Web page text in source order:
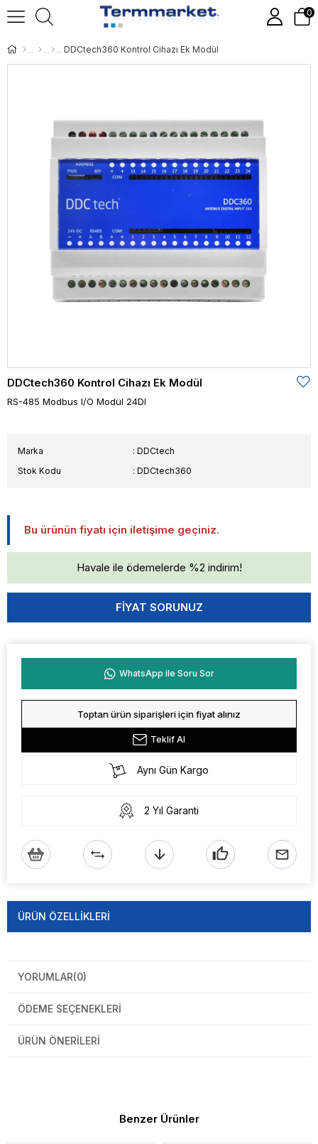
0
DDCtech360 Kontrol Cihazı Ek Modül
DDCtech360 Kontrol Cihazı Ek Modül
RS-485 Modbus I/O Modül 24DI
Marka : DDCtech
Stok Kodu
DDCtech360
Bu ürünün fiyatı için iletişime geçiniz.
Havale ile ödemelerde %2 indirim!
WhatsApp ile Soru Sor
Toptan ürün siparişleri için fiyat alınız
Teklif Al
Aynı Gün Kargo
2 Yıl Garanti
ÜRÜN ÖZELLIKLERI
YORUMLAR(0)
ÖDEME SEÇENEKLERI
ÜRÜN ÖNERILERI
Benzer Ürünler